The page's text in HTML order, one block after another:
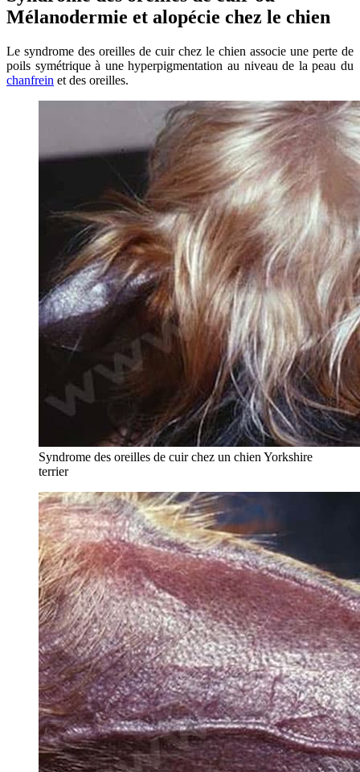
Mélanodermie et alopécie chez le chien
Le syndrome des oreilles de cuir chez le chien associe une perte de
poils symétrique à une hyperpigmentation au niveau de la peau du
chanfrein et des oreilles.
Syndrome des oreilles de cuir chez un chien Yorkshire
terrier